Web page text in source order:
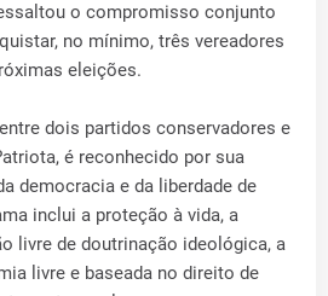
o compromisso conjunto
no mínimo, três vereadores
eleições.
dois partidos conservadores e
é reconhecido por sua
democracia e da liberdade de
inclui a proteção à vida, a
livre de doutrinação ideológica, a
livre e baseada no direito de